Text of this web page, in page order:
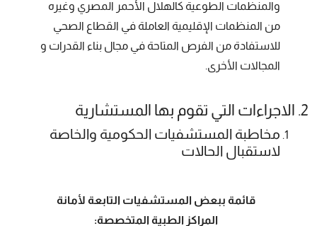
والمنظمات الطوعية كالهلال الأحمر المصري وغيره
من المنظمات الإقليمية العاملة في القطاع الصحي
للاستفادة من الفرص المتاحة في مجال بناء القدرات و
المجالات الأخرى.
2. الاجراءات التي تقوم بها المستشارية
مخاطبة المستشفيات الحكومية والخاصة
لاستقبال الحالات
قائمة ببعض المستشفيات التابعة لأمانة
المراكز الطبية المتخصصة: